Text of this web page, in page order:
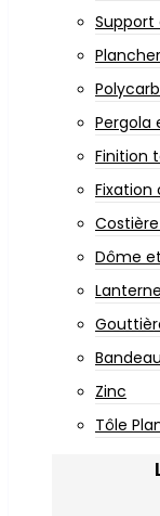
Pergola
Finition
Fixation
Dôme
Zinc
Tôle